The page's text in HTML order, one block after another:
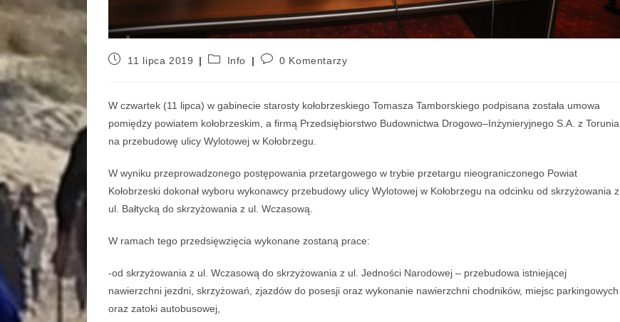
11 lipca 2019 Info 0 Komentarzy
W czwartek (11 lipca) w gabinecie starosty kołobrzeskiego Tomasza Tamborskiego podpisana została umowa
pomiędzy powiatem kołobrzeskim, a firmą Przedsiębiorstwo Budownictwa Drogowo–Inżynieryjnego S.A. z Torunia
na przebudowę ulicy Wylotowej w Kołobrzegu.
W wyniku przeprowadzonego postępowania przetargowego w trybie przetargu nieograniczonego Powiat
Kołobrzeski dokonał wyboru wykonawcy przebudowy ulicy Wylotowej w Kołobrzegu na odcinku od skrzyżowania z
ul. Bałtycką do skrzyżowania z ul. Wczasową.
W ramach tego przedsięwzięcia wykonane zostaną prace:
-od skrzyżowania z ul. Wczasową do skrzyżowania z ul. Jedności Narodowej – przebudowa istniejącej
nawierzchni jezdni, skrzyżowań, zjazdów do posesji oraz wykonanie nawierzchni chodników, miejsc parkingowych
oraz zatoki autobusowej,